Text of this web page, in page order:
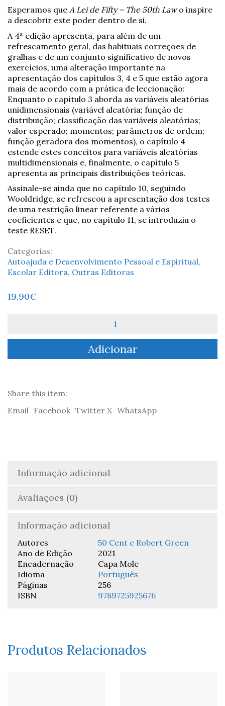
Esperamos que A Lei de Fifty – The 50th Lawo inspire
a descobrir este poder dentro de si.
A 4ª edição apresenta, para além de um
refrescamento geral, das habituais correções de
gralhas e de um conjunto significativo de novos
exercícios, uma alteração importante na
apresentação dos capítulos 3, 4 e 5 que estão agora
mais de acordo com a prática de leccionação:
Enquanto o capítulo 3 aborda as variáveis aleatórias
unidimensionais (variável aleatória; função de
distribuição; classificação das variáveis aleatórias;
valor esperado; momentos; parâmetros de ordem;
função geradora dos momentos), o capítulo 4
estende estes conceitos para variáveis aleatórias
multidimensionais e, finalmente, o capítulo 5
apresenta as principais distribuições teóricas.
Assinale-se ainda que no capítulo 10, seguindo
Wooldridge, se refrescou a apresentação dos testes
de uma restrição linear referente a vários
coeficientes e que, no capítulo 11, se introduziu o
teste RESET.
Categorias:
Autoajuda e Desenvolvimento Pessoal e Espiritual,
Escolar Editora, Outras Editoras
19,90€
A
de
The
Law
Green
Adicionar
Share this item:
Email Facebook Twitter X WhatsApp
Informação adicional
Avaliações (0)
Informação adicional
Autores
50 Cent e Robert Green
Ano de Edição
2021
Encadernação
Capa Mole
Idioma
Português
Páginas
256
ISBN
9789725925676
Produtos Relacionados